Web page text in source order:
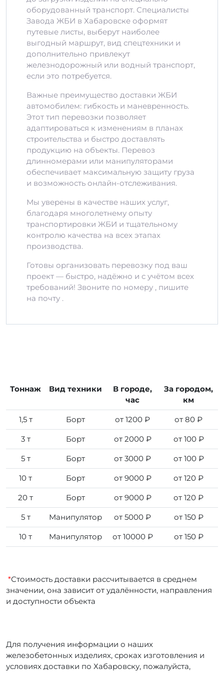
оборудованный транспорт. Специалисты
Завода ЖБИ в Хабаровске оформят
путевые листы, выберут наиболее
выгодный маршрут, вид спецтехники и
дополнительно привлекут
железнодорожный или водный транспорт,
если это потребуется.
Важные преимущество доставки ЖБИ
автомобилем: гибкость и маневренность.
Этот тип перевозки позволяет
адаптироваться к изменениям в планах
строительства и быстро доставлять
продукцию на объекты. Перевоз
длинномерами или манипуляторами
обеспечивает максимальную защиту груза
и возможность онлайн-отслеживания.
Мы уверены в качестве наших услуг,
благодаря многолетнему опыту
транспортировки ЖБИ и тщательному
контролю качества на всех этапах
производства.
Готовы организовать перевозку под ваш
проект — быстро, надёжно и с учётом всех
требований! Звоните по номеру , пишите
на почту .
Тоннаж Вид техники
В городе,
час
За городом,
км
1,5 т Борт от 1200 ₽ от 80 ₽
3 т Борт от 2000 ₽ от 100 ₽
5 т Борт от 3000 ₽ от 100 ₽
10 т Борт от 9000 ₽ от 120 ₽
20 т Борт от 9000 ₽ от 120 ₽
5 т Манипулятор от 5000 ₽ от 150 ₽
10 т Манипулятор от 10000 ₽ от 150 ₽
*Стоимость доставки рассчитывается в среднем
значении, она зависит от удалённости, направления
и доступности объекта
Для получения информации о наших
железобетонных изделиях, сроках изготовления и
условиях доставки по Хабаровску, пожалуйста,